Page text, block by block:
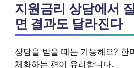
지원금리 상담에서
면 결과도 달라진다
상담을 받을 때는 가능해요? 한
체화하는 편이 유리합니다.